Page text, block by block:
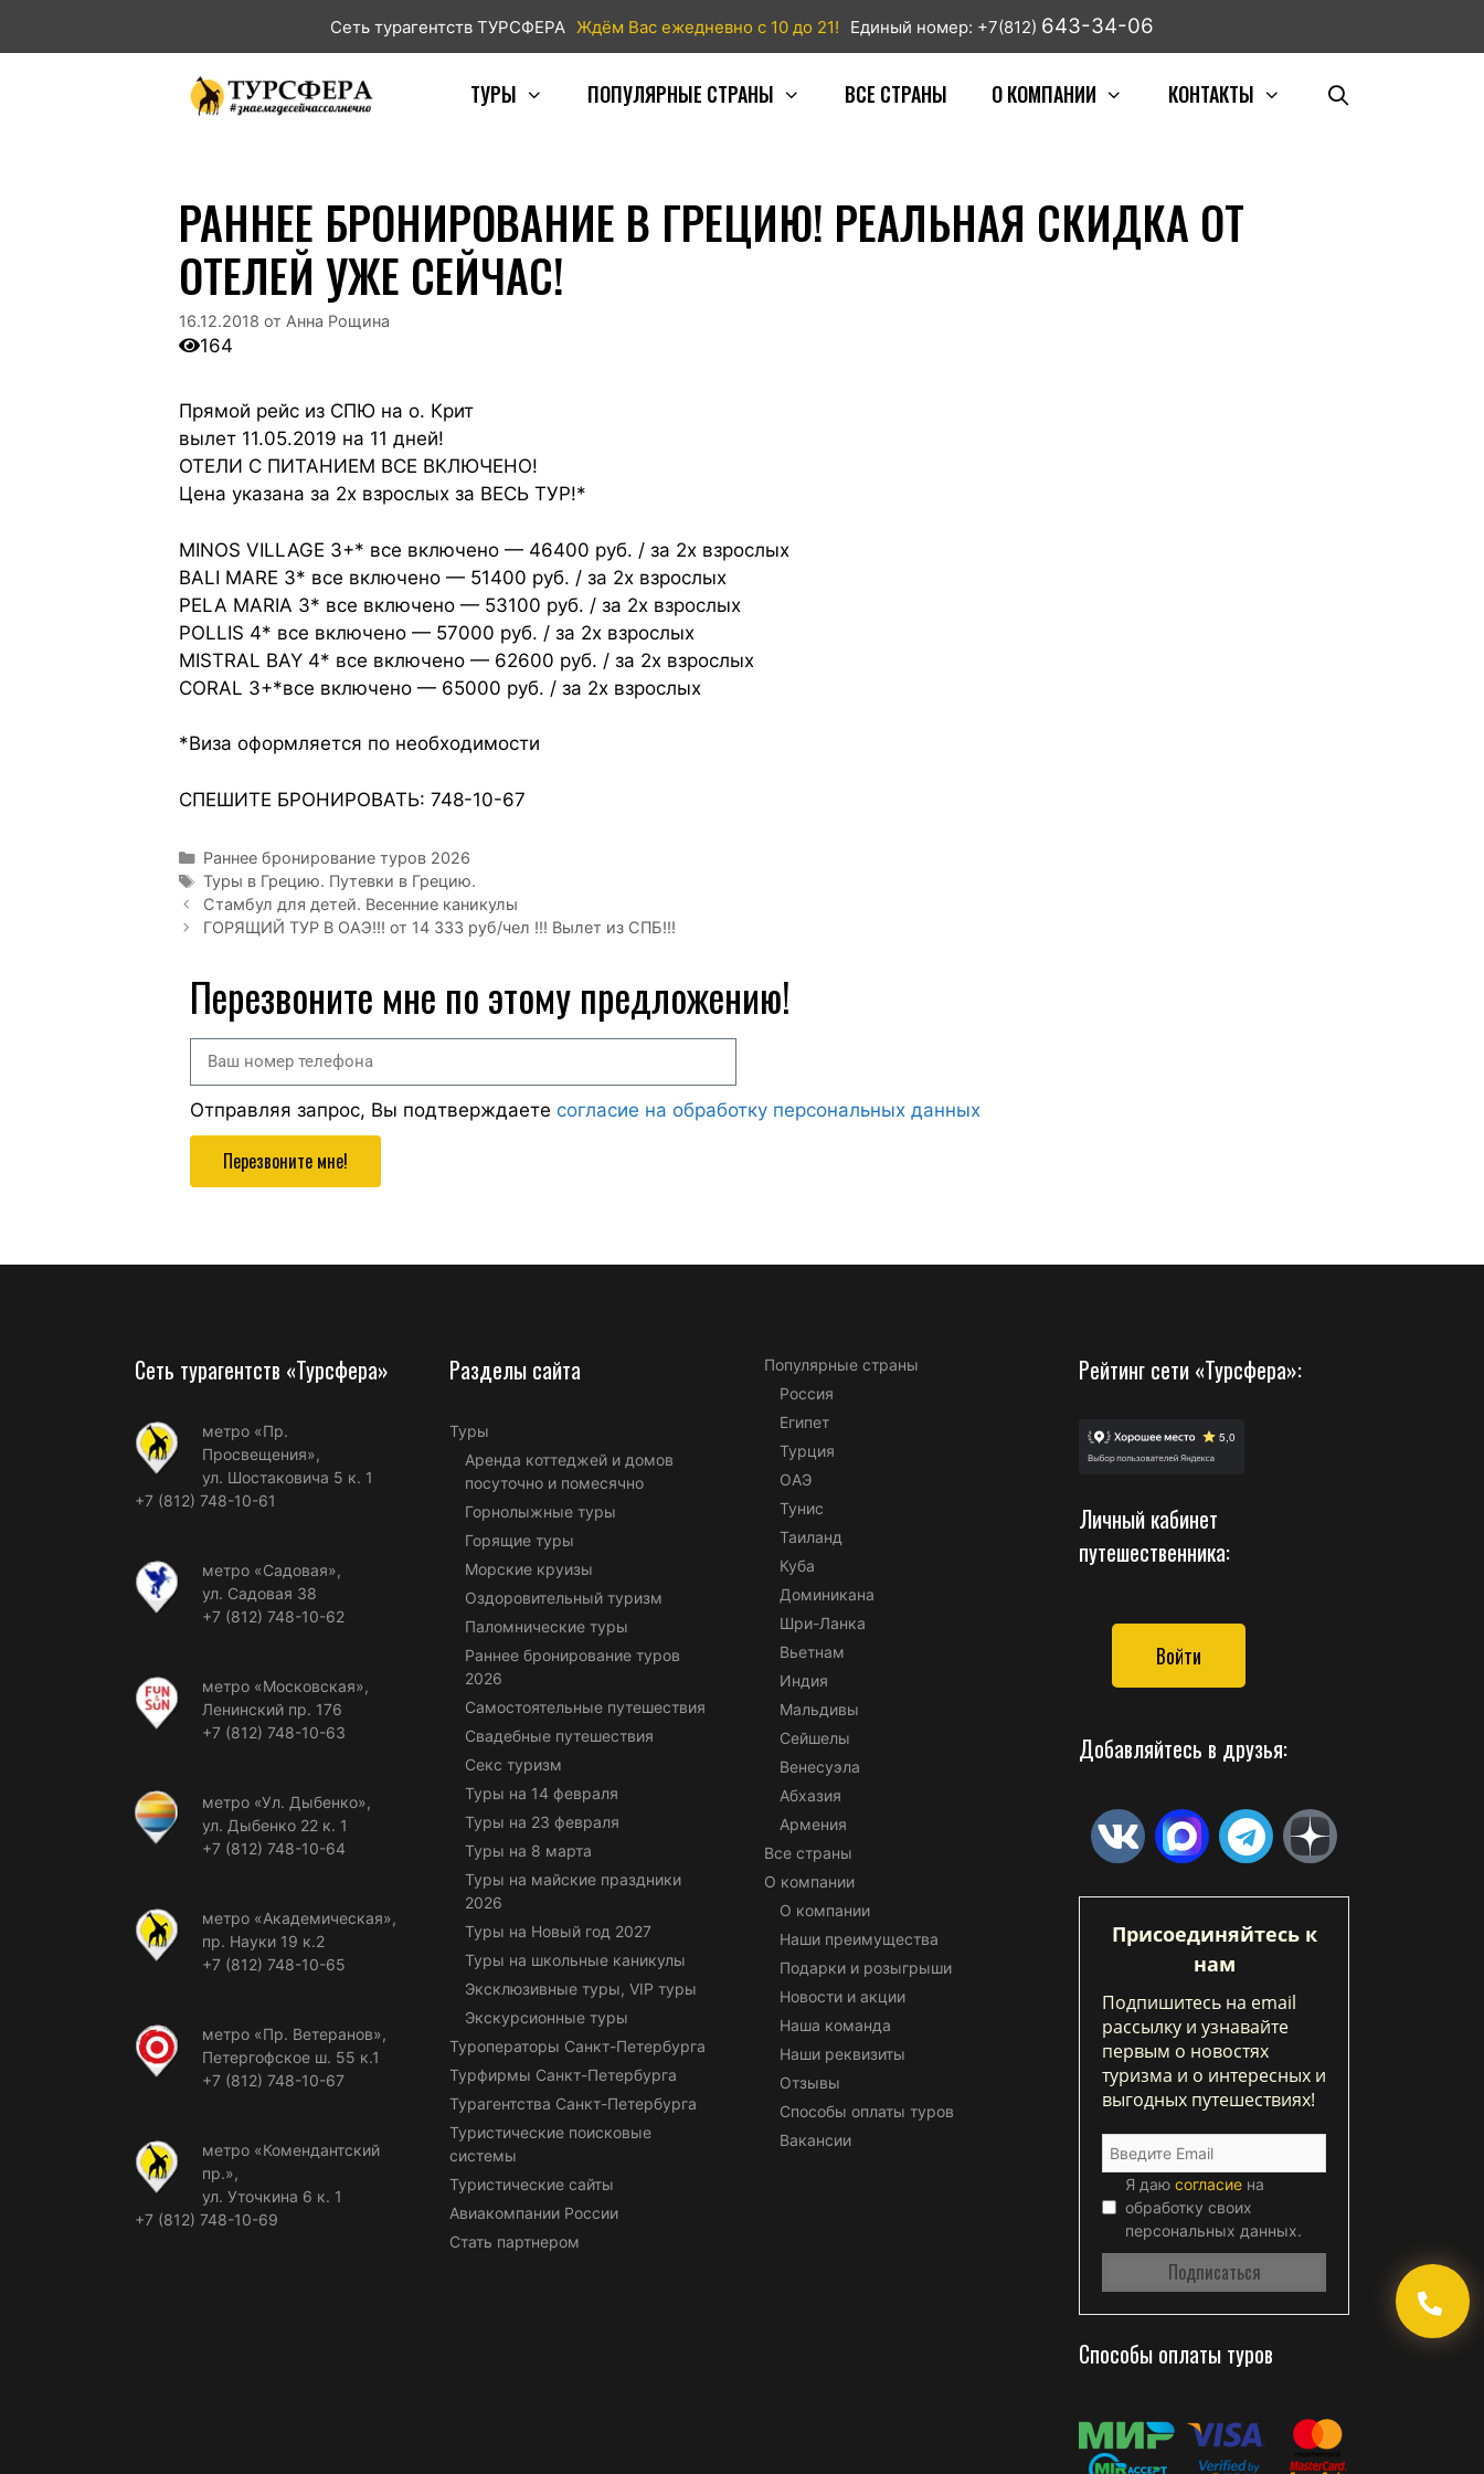
Сеть турагентств ТУРСФЕРА Ждём Вас ежедневно с 10 до 21! Единый номер: +7(812) 643-34-06
ТУРЫ ПОПУЛЯРНЫЕ СТРАНЫ ВСЕ СТРАНЫ О КОМПАНИИ КОНТАКТЫ
РАННЕЕ БРОНИРОВАНИЕ В ГРЕЦИЮ! РЕАЛЬНАЯ СКИДКА ОТ
ОТЕЛЕЙ УЖЕ СЕЙЧАС!
16.12.2018 от Анна Рощина
164
Прямой рейс из СПЮ на о. Крит
вылет 11.05.2019 на 11 дней!
ОТЕЛИ С ПИТАНИЕМ ВСЕ ВКЛЮЧЕНО!
Цена указана за 2х взрослых за ВЕСЬ ТУР!*
MINOS VILLAGE 3+* все включено — 46400 руб. / за 2х взрослых
BALI MARE 3* все включено — 51400 руб. / за 2х взрослых
PELA MARIA 3* все включено — 53100 руб. / за 2х взрослых
POLLIS 4* все включено — 57000 руб. / за 2х взрослых
MISTRAL BAY 4* все включено — 62600 руб. / за 2х взрослых
CORAL 3+*все включено — 65000 руб. / за 2х взрослых
*Виза оформляется по необходимости
СПЕШИТЕ БРОНИРОВАТЬ: 748-10-67
Раннее бронирование туров 2026
Туры в Грецию. Путевки в Грецию.
Стамбул для детей. Весенние каникулы
ГОРЯЩИЙ ТУР В ОАЭ!!! от 14 333 руб/чел !!! Вылет из СПБ!!!
Перезвоните мне по этому предложению!
Отправляя запрос, Вы подтверждаете согласие на обработку персональных данных
Перезвоните мне!
Сеть турагентств «Турсфера»
метро «Пр.
Просвещения»,
ул. Шостаковича 5 к. 1
+7 (812) 748-10-61
метро «Садовая»,
ул. Садовая 38
+7 (812) 748-10-62
метро «Московская»,
Ленинский пр. 176
+7 (812) 748-10-63
метро «Ул. Дыбенко»,
ул. Дыбенко 22 к. 1
+7 (812) 748-10-64
метро «Академическая»,
пр. Науки 19 к.2
+7 (812) 748-10-65
метро «Пр. Ветеранов»,
Петергофское ш. 55 к.1
+7 (812) 748-10-67
метро «Комендантский
пр.»,
ул. Уточкина 6 к. 1
+7 (812) 748-10-69
Разделы сайта
Туры
Аренда коттеджей и домов
посуточно и помесячно
Горнолыжные туры
Горящие туры
Морские круизы
Оздоровительный туризм
Паломнические туры
Раннее бронирование туров
2026
Самостоятельные путешествия
Свадебные путешествия
Секс туризм
Туры на 14 февраля
Туры на 23 февраля
Туры на 8 марта
Туры на майские праздники
2026
Туры на Новый год 2027
Туры на школьные каникулы
Эксклюзивные туры, VIP туры
Экскурсионные туры
Туроператоры Санкт-Петербурга
Турфирмы Санкт-Петербурга
Турагентства Санкт-Петербурга
Туристические поисковые
системы
Туристические сайты
Авиакомпании России
Стать партнером
Популярные страны
Россия
Египет
Турция
ОАЭ
Тунис
Таиланд
Куба
Доминикана
Шри-Ланка
Вьетнам
Индия
Мальдивы
Сейшелы
Венесуэла
Абхазия
Армения
Все страны
О компании
О компании
Наши преимущества
Подарки и розыгрыши
Новости и акции
Наша команда
Наши реквизиты
Отзывы
Способы оплаты туров
Вакансии
Рейтинг сети «Турсфера»:
Личный кабинет
путешественника:
Войти
Добавляйтесь в друзья:
Присоединяйтесь к
нам
Подпишитесь на email
рассылку и узнавайте
первым о новостях
туризма и о интересных и
выгодных путешествиях!
Я даю согласие на
обработку своих
персональных данных.
Способы оплаты туров